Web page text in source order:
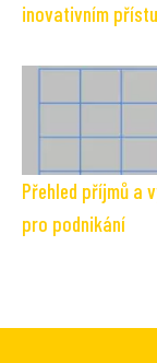
inovativním
Přehled příjmů a
pro podnikání